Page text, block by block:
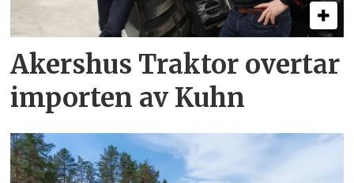
Akershus Traktor overtar
importen av Kuhn